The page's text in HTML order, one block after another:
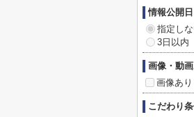
情報公開日
指定し
3日以内
画像・動
画像あり
こだわり